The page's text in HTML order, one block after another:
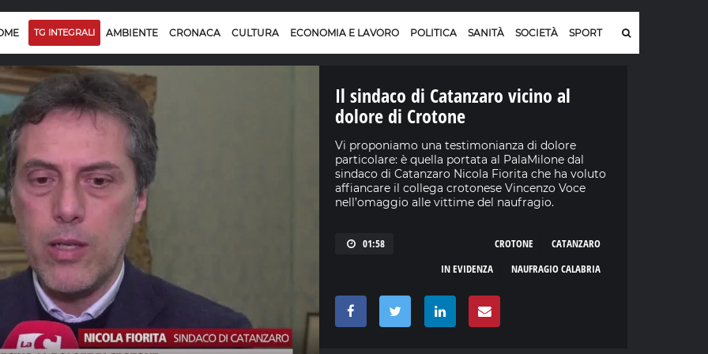
TG INTEGRALI AMBIENTE CRONACA CULTURA ECONOMIA E LAVORO POLITICA SANITÀ SOCIETÀ SPORT
Il sindaco di Catanzaro vicino al
dolore di Crotone
Vi proponiamo una testimonianza di dolore
particolare: è quella portata al PalaMilone dal
sindaco di Catanzaro Nicola Fiorita che ha voluto
affiancare il collega crotonese Vincenzo Voce
nell’omaggio alle vittime del naufragio.
01:58 CATANZARO
CROTONE
NAUFRAGIO CALABRIA
IN EVIDENZA